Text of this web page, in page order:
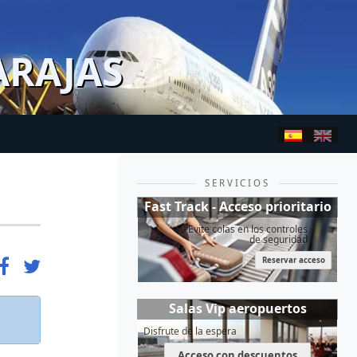
SERVICIOS
Fast Track - Acceso prioritario
Evite colas en los controles
de seguridad
Reservar acceso
Salas Vip aeropuertos
Disfrute de la espera